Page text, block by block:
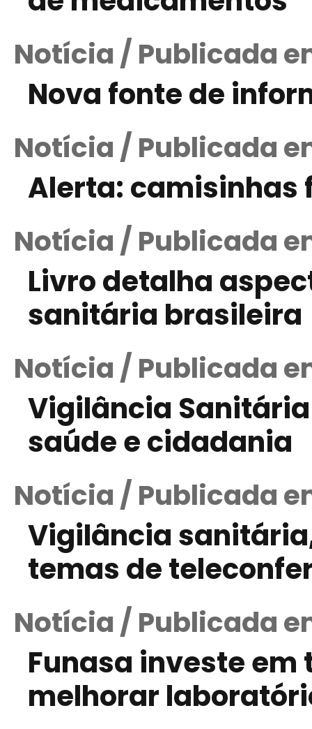
Notícia / Publicada
Nova fonte de
Notícia / Publicada
Alerta: camisinhas
Notícia / Publicada
Livro detalha
sanitária brasileira
Notícia / Publicada
Vigilância
saúde e cidadania
Notícia / Publicada
Vigilância
temas de
Notícia / Publicada
Funasa investe
melhorar